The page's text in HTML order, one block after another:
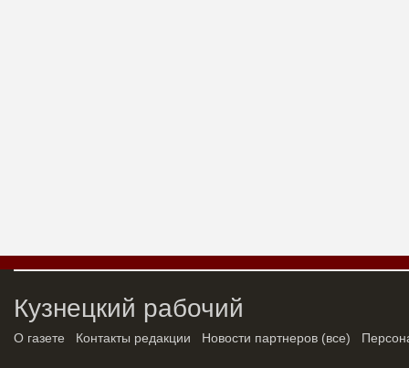
Кузнецкий рабочий
О газете Контакты редакции Новости партнеров (все)